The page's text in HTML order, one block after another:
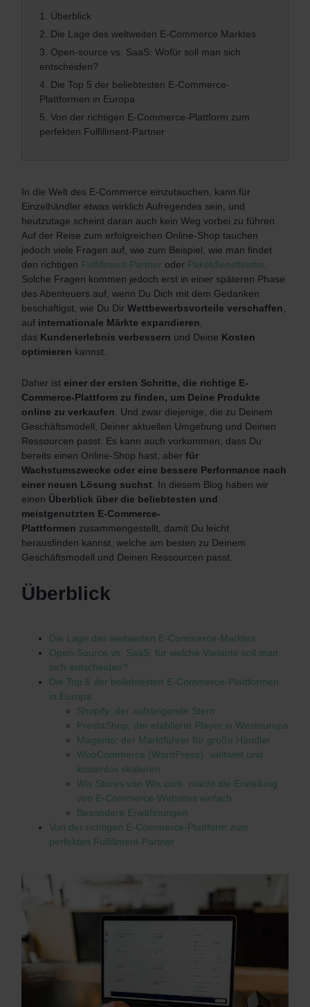
1. Überblick
2. Die Lage des weltweiten E-Commerce Marktes
3. Open-source vs. SaaS: Wofür soll man sich
entscheiden?
4. Die Top 5 der beliebtesten E-Commerce-
Plattformen in Europa
5. Von der richtigen E-Commerce-Plattform zum
perfekten Fulfillment-Partner
In die Welt des E-Commerce einzutauchen, kann für
Einzelhändler etwas wirklich Aufregendes sein, und
heutzutage scheint daran auch kein Weg vorbei zu führen.
Auf der Reise zum erfolgreichen Online-Shop tauchen
jedoch viele Fragen auf, wie zum Beispiel, wie man findet
den richtigen Fulfillment-Partner oder Paketdienstleister
Solche Fragen kommen jedoch erst in einer späteren Phase
des Abenteuers auf, wenn Du Dich mit dem Gedanken
beschäftigst, wie Du Dir Wettbewerbsvorteile verschaffen
auf internationale Märkte expandieren
das Kundenerlebnis verbessern und Deine Kosten
optimieren kannst.
Daher ist einer der ersten Schritte, die richtige E-
Commerce-Plattform zu finden, um Deine Produkte
online zu verkaufen . Und zwar diejenige, die zu Deinem
Geschäftsmodell, Deiner aktuellen Umgebung und Deinen
Ressourcen passt. Es kann auch vorkommen, dass Du
bereits einen Online-Shop hast, aber für
Wachstumszwecke oder eine bessere Performance nach
einer neuen Lösung suchst . In diesem Blog haben wir
einen Überblick über die beliebtesten und
meistgenutzten E-Commerce-
Plattformen zusammengestellt, damit Du leicht
herausfinden kannst, welche am besten zu Deinem
Geschäftsmodell und Deinen Ressourcen passt.
Überblick
Die Lage des weltweiten E-Commerce-Marktes
Open-Source vs. SaaS: für welche Variante soll man
sich entscheiden?
Die Top 5 der beliebtesten E-Commerce-Plattformen
in Europa
Shopify: der aufsteigende Stern
PrestaShop: der etablierte Player in Westeuropa
Magento: der Marktführer für große Händler
WooCommerce (WordPress): weltweit und
kostenlos skalieren
Wix Stores von Wix.com: macht die Erstellung
von E-Commerce-Websites einfach
Besondere Erwähnungen
Von der richtigen E-Commerce-Plattform zum
perfekten Fulfillment-Partner